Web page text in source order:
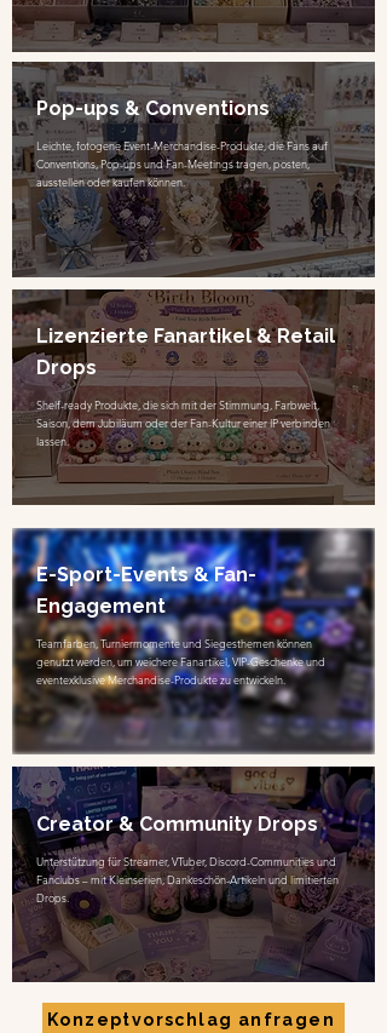
Pop-ups & Conventions
Leichte, fotogene Event-Merchandise-Produkte, die Fans auf
Conventions, Pop-ups und Fan-Meetings tragen, posten,
ausstellen oder kaufen können.
Lizenzierte Fanartikel & Retail
Drops
Shelf-ready Produkte, die sich mit der Stimmung, Farbwelt,
Saison, dem Jubiläum oder der Fan-Kultur einer IP verbinden
lassen.
E-Sport-Events & Fan-
Engagement
Teamfarben, Turniermomente und Siegesthemen können
genutzt werden, um weichere Fanartikel, VIP-Geschenke und
eventexklusive Merchandise-Produkte zu entwickeln.
Creator & Community Drops
Unterstützung für Streamer, VTuber, Discord-Communities und
Fanclubs – mit Kleinserien, Dankeschön-Artikeln und limitierten
Drops.
Konzeptvorschlag anfragen